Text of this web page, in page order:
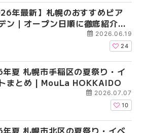
年最新】札幌のおすすめビア
ン｜オープン日順に徹底紹介！
公園から穴場テラスまで | MouLa
2026.06.19
24
夏 札幌市手稲区の夏祭り・イ
まとめ | MouLa HOKKAIDO
2026.07.07
10
2026年夏 札幌市北区
ントまとめ | MouLa
2026年夏 札幌市清田
ベントまとめ |
2026年夏 札幌市手稲
ベントまとめ |
2026年夏 札幌市清田
ベントまとめ |